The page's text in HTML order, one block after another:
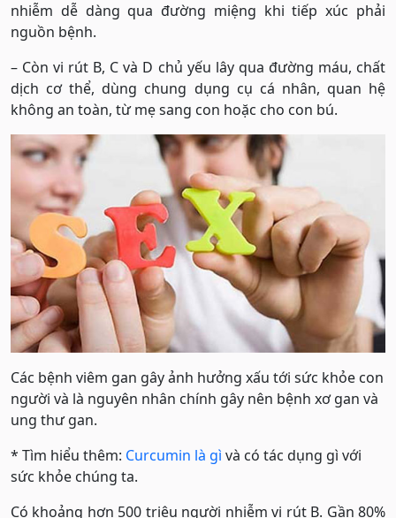
nhiễm dễ dàng qua đường miệng khi tiếp xúc phải
nguồn bệnh.
– Còn vi rút B, C và D chủ yếu lây qua đường máu, chất
dịch cơ thể, dùng chung dụng cụ cá nhân, quan hệ
không an toàn, từ mẹ sang con hoặc cho con bú.
Các bệnh viêm gan gây ảnh hưởng xấu tới sức khỏe con
người và là nguyên nhân chính gây nên bệnh xơ gan và
ung thư gan.
* Tìm hiểu thêm: Curcumin là gì và có tác dụng gì với
sức khỏe chúng ta.
Có khoảng hơn 500 triệu người nhiễm vi rút B. Gần 80%